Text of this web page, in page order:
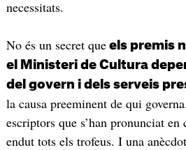
necessitats.
No és un secret queels premis
el Ministeri de Cultura
del govern i dels serveis
la causa preeminent de qui
escriptors que s’han pronunciat en
endut tots els trofeus. I una